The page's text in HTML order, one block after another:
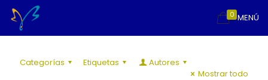
MENÚ
0
Categorías Etiquetas
Autores
Mostrar todo